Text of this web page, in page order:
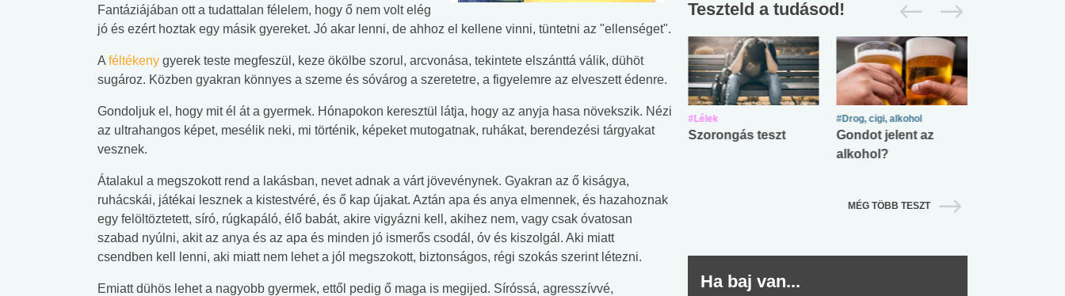
Fantáziájában ott a tudattalan félelem, hogy ő nem volt elég
jó és ezért hoztak egy másik gyereket. Jó akar lenni, de ahhoz el kellene vinni, tüntetni az "ellenséget".
A féltékeny gyerek teste megfeszül, keze ökölbe szorul, arcvonása, tekintete elszánttá válik, dühöt
sugároz. Közben gyakran könnyes a szeme és sóvárog a szeretetre, a figyelemre az elveszett édenre.
Gondoljuk el, hogy mit él át a gyermek. Hónapokon keresztül látja, hogy az anyja hasa növekszik. Nézi
az ultrahangos képet, mesélik neki, mi történik, képeket mutogatnak, ruhákat, berendezési tárgyakat
vesznek.
Átalakul a megszokott rend a lakásban, nevet adnak a várt jövevénynek. Gyakran az ő kiságya,
ruhácskái, játékai lesznek a kistestvéré, és ő kap újakat. Aztán apa és anya elmennek, és hazahoznak
egy felöltöztetett, síró, rúgkapáló, élő babát, akire vigyázni kell, akihez nem, vagy csak óvatosan
szabad nyúlni, akit az anya és az apa és minden jó ismerős csodál, óv és kiszolgál. Aki miatt
csendben kell lenni, aki miatt nem lehet a jól megszokott, biztonságos, régi szokás szerint létezni.
Emiatt dühös lehet a nagyobb gyermek, ettől pedig ő maga is megijed. Síróssá, agresszívvé,
Teszteld a tudásod!
#Zöldövezet
Mekkora az ökológiai
lábnyomod?
#Betegségek
Elsősegély
#Suli, munka
Angol középfokú
No.42
#Suli, munka
Internet-függőség
#Lélek
Szorongás teszt
#Drog, cigi, alkohol
Gondot jelent az
alkohol?
MÉG TÖBB TESZT
Ha baj van...